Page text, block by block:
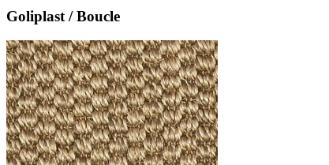
Goliplast / Boucle